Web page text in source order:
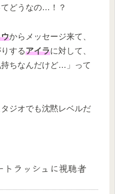
どうなの…！？
からメッセージ来て、
するアイラに対して、
ちなんだけど…」って
ジオでも沈黙レベルだ
トラッシュに視聴者